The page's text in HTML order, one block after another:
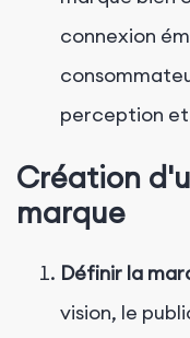
connexion
perception et
Création
marque
Définir la
vision, le